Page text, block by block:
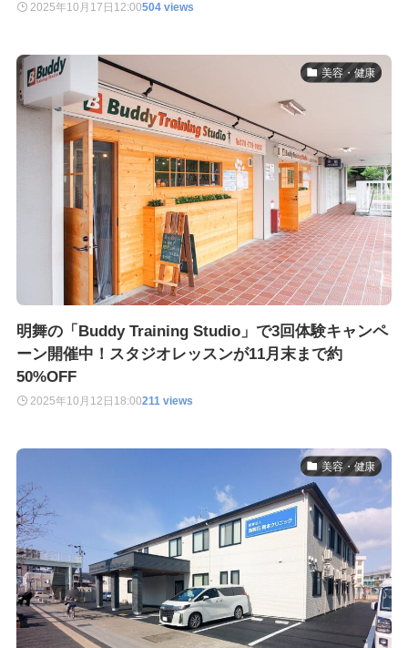
2025年10月17日 12:00504 views
美容・健康
明舞の「Buddy Training Studio」で3回体験キャンペ
ーン開催中！スタジオレッスンが11月末まで約
50%OFF
2025年10月12日 18:00211 views
美容・健康